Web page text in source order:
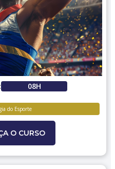
08H
do Esporte
O CURSO